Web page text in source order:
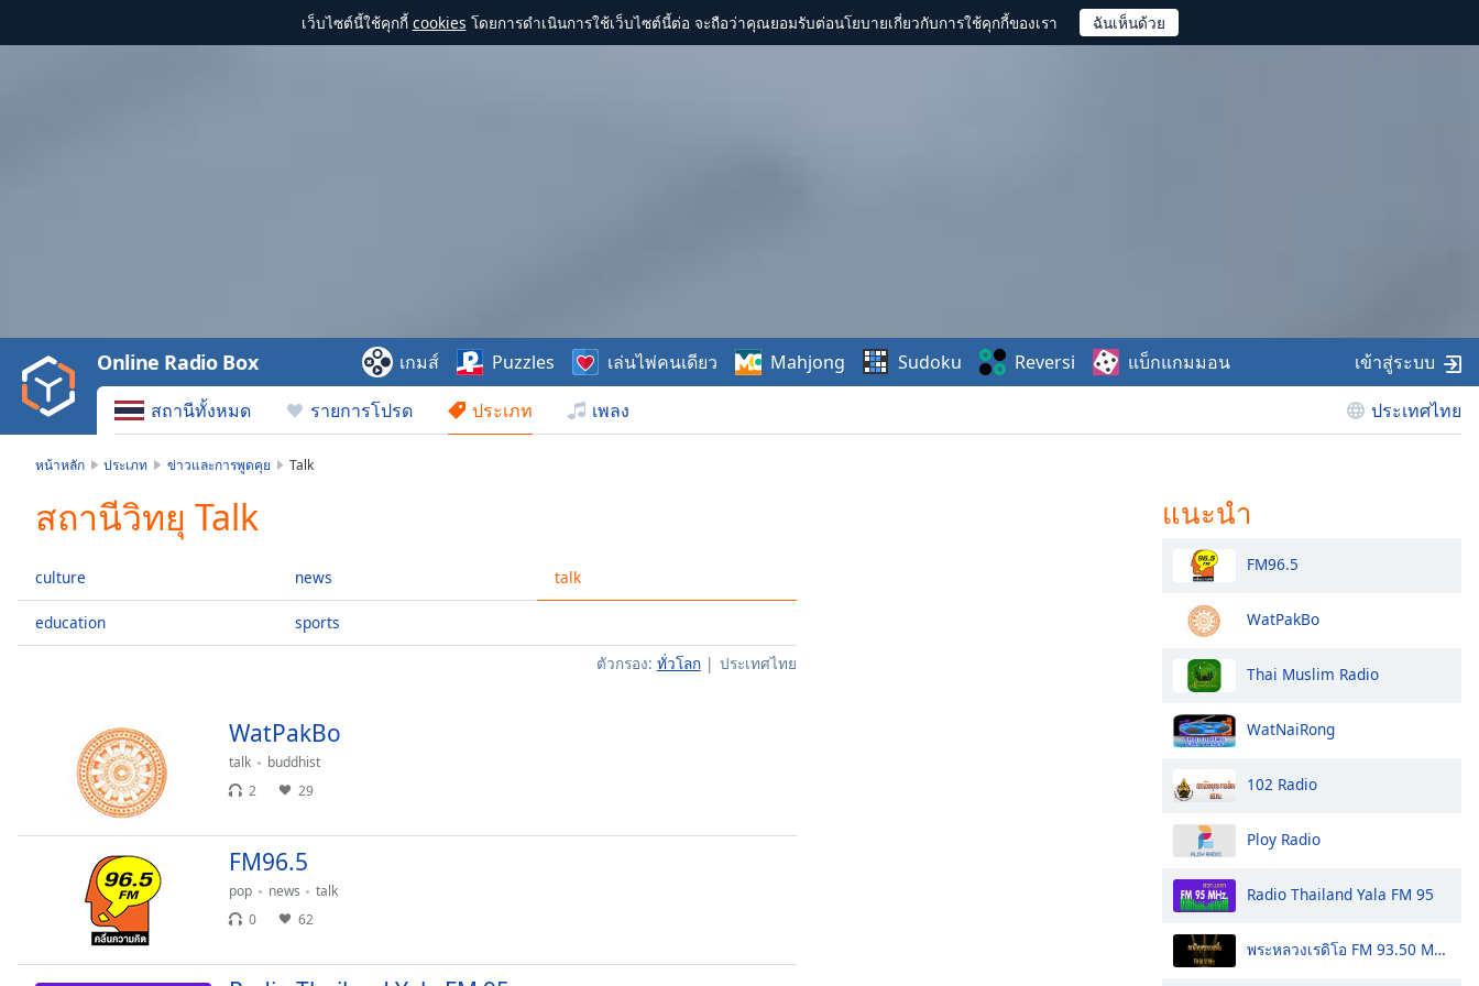
เว็บไซต์นี้ใช้คุกกี้ cookies โดยการดำเนินการใช้เว็บไซต์นี้ต่อ จะถือว่าคุณยอมรับต่อนโยบายเกี่ยวกับการใช้คุกกี้ของเรา
Video
Play
Backward
Skip
Time0:00
Duration-:-
Loaded:
0.00%
0:00
Remaining
Time-
สถานีทั้งหมด รายการโปรด ประเภท เพลง ประเทศไทย
Online Radio Box เกมส์ Puzzles เล่นไพ่คนเดียว Mahjong Sudoku Reversi แบ็กแกมมอน เข้าสู่ระบบ
หน้าหลัก ประเภท ข่าวและการพูดคุย Talk
สถานีวิทยุ Talk
culture
education
news
sports
talk
ตัวกรอง: ทั่วโลก ประเทศไทย
WatPakBo
talk
buddhist
2
29
FM96.5
pop news
talk
0
62
แนะนำ
FM96.5
WatPakBo
Thai Muslim Radio
WatNaiRong
102 Radio
Ploy Radio
Radio Thailand Yala FM 95
พระหลวงเรดิโอ FM 93.50 MHz